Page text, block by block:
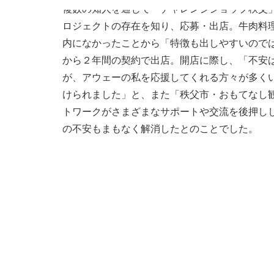
複数の知人を通じて「チャレンジショップ秩父
ロジェクトの存在を知り、応募・出店。牛肉料
内になかったことから「特徴も出しやすいので
から２年間の契約で出店。開店に際し、「不安
が、アウェーの私を応援してくれる方々が多く
けられました」と、また「秩父市・おもてなし
トワークがさまざまなサポートや交流を後押し
の不安もまもなく解消したとのことでした。